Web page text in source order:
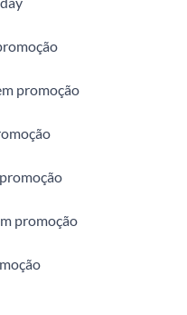
promoção
promoção